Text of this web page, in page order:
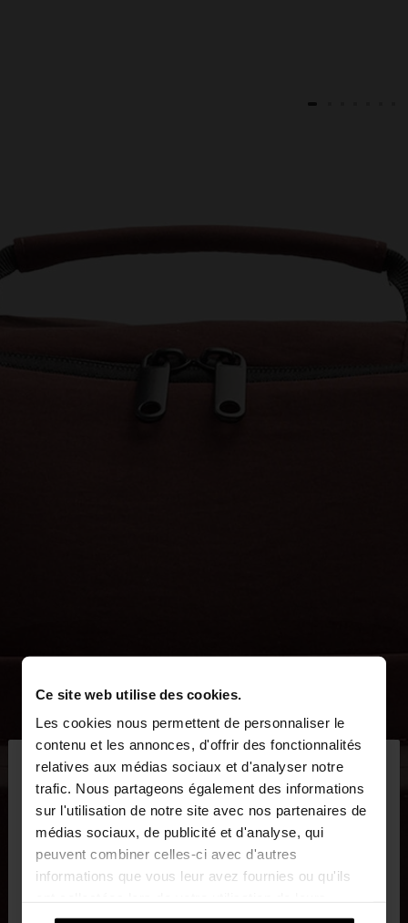
Ce site web utilise des cookies.
Les cookies nous permettent de personnaliser le
contenu et les annonces, d'offrir des fonctionnalités
relatives aux médias sociaux et d'analyser notre
trafic. Nous partageons également des informations
sur l'utilisation de notre site avec nos partenaires de
médias sociaux, de publicité et d'analyse, qui
peuvent combiner celles-ci avec d'autres
informations que vous leur avez fournies ou qu'ils
services.
bonjour ×
Vous accédez au site depuis Belgique. Voulez-vous
parcourir notre site au United States?